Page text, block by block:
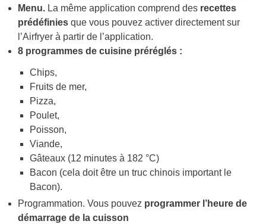
Menu. La même application comprend des recettes
prédéfinies que vous pouvez activer directement sur
l’Airfryer à partir de l’application.
8 programmes de cuisine préréglés :
Chips,
Fruits de mer,
Pizza,
Poulet,
Poisson,
Viande,
Gâteaux (12 minutes à 182 °C)
Bacon (cela doit être un truc chinois important le
Bacon).
Programmation. Vous pouvez programmer l’heure de
démarrage de la cuisson